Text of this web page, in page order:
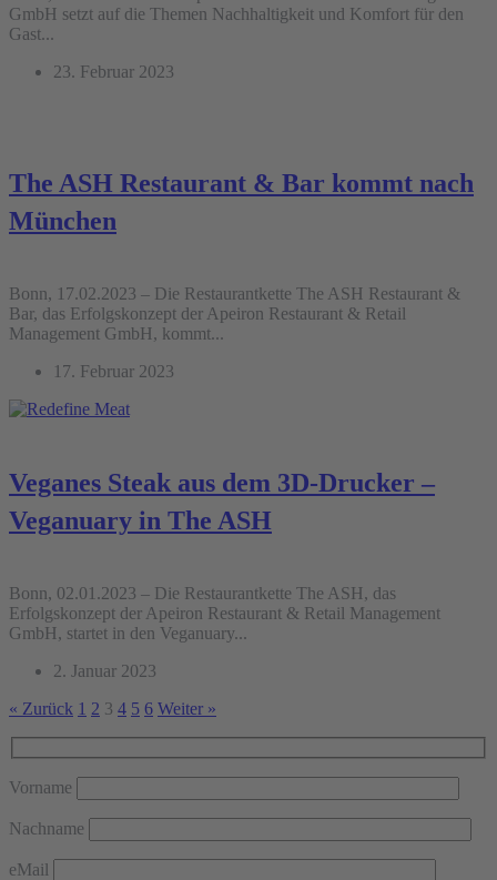
GmbH setzt auf die Themen Nachhaltigkeit und Komfort für den
Gast...
23. Februar 2023
The ASH Restaurant & Bar kommt nach
München
Bonn, 17.02.2023 – Die Restaurantkette The ASH Restaurant &
Bar, das Erfolgskonzept der Apeiron Restaurant & Retail
Management GmbH, kommt...
17. Februar 2023
Veganes Steak aus dem 3D-Drucker –
Veganuary in The ASH
Bonn, 02.01.2023 – Die Restaurantkette The ASH, das
Erfolgskonzept der Apeiron Restaurant & Retail Management
GmbH, startet in den Veganuary...
2. Januar 2023
« Zurück 1 2 3 4 5 6 Weiter »
Vorname
Nachname
eMail